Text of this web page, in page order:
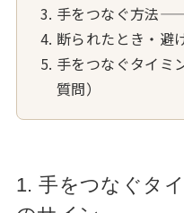
手をつなぐ方法
断られたとき・避
手をつなぐタイミ
質問）
1. 手をつなぐタ